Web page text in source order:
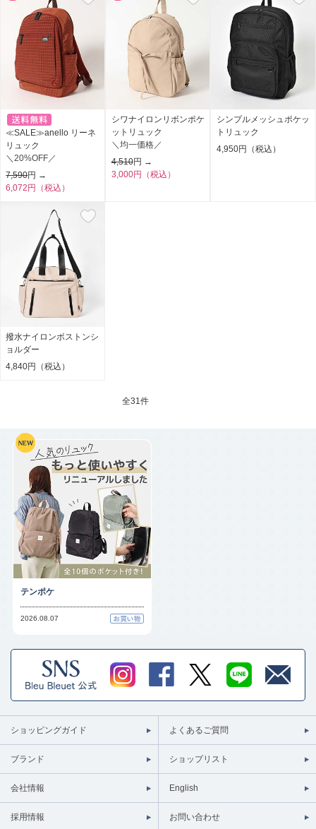
≪SALE≫anello リーネ
リュック
＼20%OFF／
7,590円 →
6,072円（税込）
シワナイロンリボンポケ
ットリュック
＼均一価格／
4,510円 →
3,000円（税込）
シンプルメッシュポケッ
トリュック
4,950円（税込）
撥水ナイロンボストンシ
ョルダー
4,840円（税込）
全31件
テンポケ
2026.08.07
ショッピングガイド よくあるご質問
ブランド ショップリスト
会社情報 English
採用情報 お問い合わせ